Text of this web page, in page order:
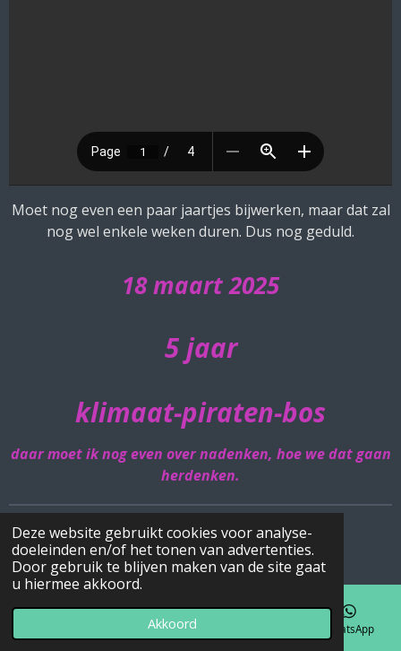
Deze website gebruikt cookies voor analyse-
doeleinden en/of het tonen van advertenties.
Door gebruik te blijven maken van de site gaat
u hiermee akkoord.
Akkoord
Moet nog even een paar jaartjes bijwerken, maar dat zal
nog wel enkele weken duren. Dus nog geduld.
18 maart 2025
5 jaar
klimaat-piraten-bos
daar moet ik nog even over nadenken, hoe we dat gaan
herdenken.
© 2020 - 2026 Klimaat-piraten-bos
Powered byJouwWeb
Telefoonnummer WhatsApp